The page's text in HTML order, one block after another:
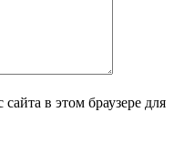
в этом браузере для